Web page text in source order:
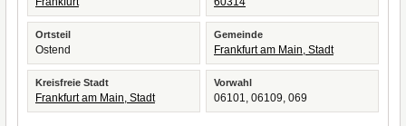
Ortsteil
Ostend
Gemeinde
Frankfurt am Main, Stadt
Kreisfreie Stadt
Frankfurt am Main, Stadt
Vorwahl
06101, 06109, 069